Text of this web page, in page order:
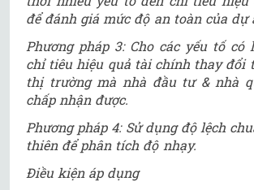
để đánh giá mức độ an toàn của dự
Phương pháp 3: Cho các yếu tố có
chỉ tiêu hiệu quả tài chính thay đổi
thị trường mà nhà đầu tư & nhà
chấp nhận được.
Phương pháp 4: Sử dụng độ lệch
thiên để phân tích độ nhạy.
Điều kiện áp dụng